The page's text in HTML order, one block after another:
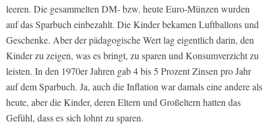
leeren. Die gesammelten DM- bzw. heute Euro-Münzen wurden
auf das Sparbuch einbezahlt. Die Kinder bekamen Luftballons und
Geschenke. Aber der pädagogische Wert lag eigentlich darin, den
Kinder zu zeigen, was es bringt, zu sparen und Konsumverzicht zu
leisten. In den 1970er Jahren gab 4 bis 5 Prozent Zinsen pro Jahr
auf dem Sparbuch. Ja, auch die Inflation war damals eine andere als
heute, aber die Kinder, deren Eltern und Großeltern hatten das
Gefühl, dass es sich lohnt zu sparen.